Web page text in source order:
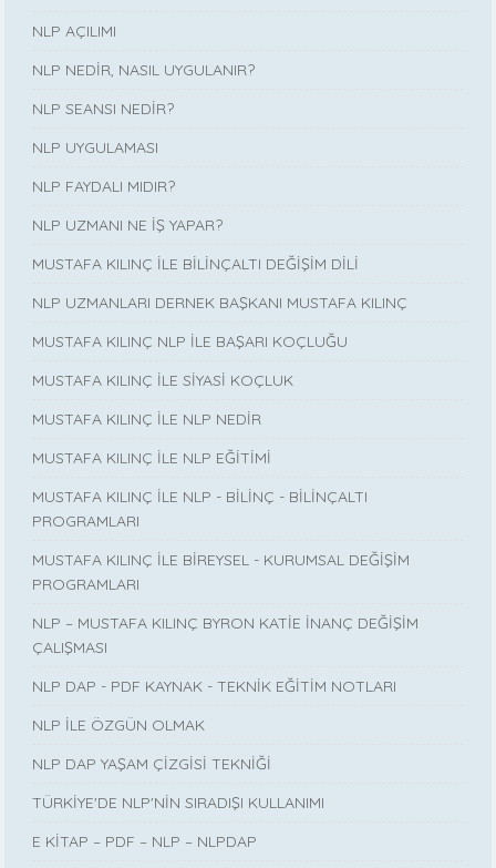
NLP AÇILIMI
NLP NEDİR, NASIL UYGULANIR?
NLP SEANSI NEDİR?
NLP UYGULAMASI
NLP FAYDALI MIDIR?
NLP UZMANI NE İŞ YAPAR?
MUSTAFA KILINÇ İLE BİLİNÇALTI DEĞİŞİM DİLİ
NLP UZMANLARI DERNEK BAŞKANI MUSTAFA KILINÇ
MUSTAFA KILINÇ NLP İLE BAŞARI KOÇLUĞU
MUSTAFA KILINÇ İLE SİYASİ KOÇLUK
MUSTAFA KILINÇ İLE NLP NEDİR
MUSTAFA KILINÇ İLE NLP EĞİTİMİ
MUSTAFA KILINÇ İLE NLP - BİLİNÇ - BİLİNÇALTI
PROGRAMLARI
MUSTAFA KILINÇ İLE BİREYSEL - KURUMSAL DEĞİŞİM
PROGRAMLARI
NLP – MUSTAFA KILINÇ BYRON KATİE İNANÇ DEĞİŞİM
ÇALIŞMASI
NLP DAP - PDF KAYNAK - TEKNİK EĞİTİM NOTLARI
NLP İLE ÖZGÜN OLMAK
NLP DAP YAŞAM ÇİZGİSİ TEKNİĞİ
TÜRKİYE'DE NLP'NİN SIRADIŞI KULLANIMI
E KİTAP – PDF – NLP – NLPDAP